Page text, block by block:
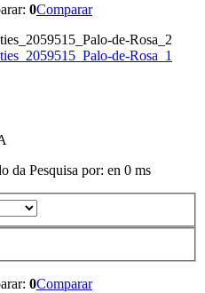
0Comparar
da Pesquisa por: en 0 ms
0Comparar